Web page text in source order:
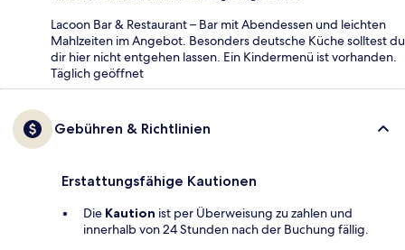
Lacoon Bar & Restaurant – Bar mit Abendessen und leichten
Mahlzeiten im Angebot. Besonders deutsche Küche solltest du
dir hier nicht entgehen lassen. Ein Kindermenü ist vorhanden.
Täglich geöffnet
Gebühren & Richtlinien
Erstattungsfähige Kautionen
Die Kaution ist per Überweisung zu zahlen und
innerhalb von 24 Stunden nach der Buchung fällig.